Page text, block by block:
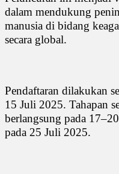
dalam mendukung
manusia di bidang
secara global.
Pendaftaran dilakukan
15 Juli 2025. Tahapan
berlangsung pada
pada 25 Juli 2025.